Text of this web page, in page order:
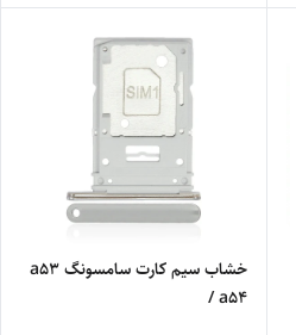
خشاب سیم کارت سامسونگ a53
/ a54